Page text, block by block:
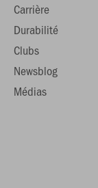
Carrière
Durabilité
Clubs
Newsblog
Médias